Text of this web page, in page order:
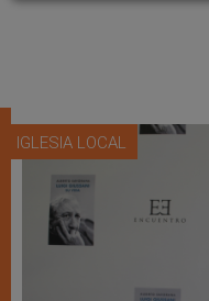
IGLESIA LOCAL